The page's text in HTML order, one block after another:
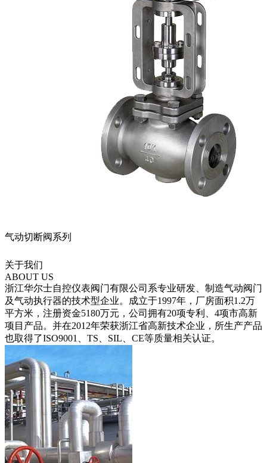
气动切断阀系列
关于我们
ABOUT US
浙江华尔士自控仪表阀门有限公司系专业研发、制造气动阀门
及气动执行器的技术型企业。成立于1997年，厂房面积1.2万
平方米，注册资金5180万元，公司拥有20项专利、4项市高新
项目产品。并在2012年荣获浙江省高新技术企业，所生产产品
也取得了ISO9001、TS、SIL、CE等质量相关认证。